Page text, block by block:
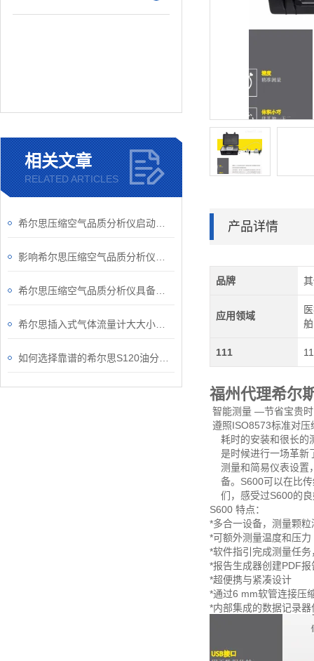
相关文章
RELATED ARTICLES
产品详情
品牌
应用领域
舶
111
福州代理希尔
智能测量 —节省宝贵时
遵照ISO8573标准对
耗时的安装和很长的
是时候进行一场革新
测量和简易仪表设置
备。S600可以在比传
们，感受过S600的良
S600 特点：
*多合一设备，测量颗
*可额外测量温度和压力
*软件指引完成测量任
*报告生成器创建PDF
*超便携与紧凑设计
*通过6 mm软管连接压
*内部集成的数据记录